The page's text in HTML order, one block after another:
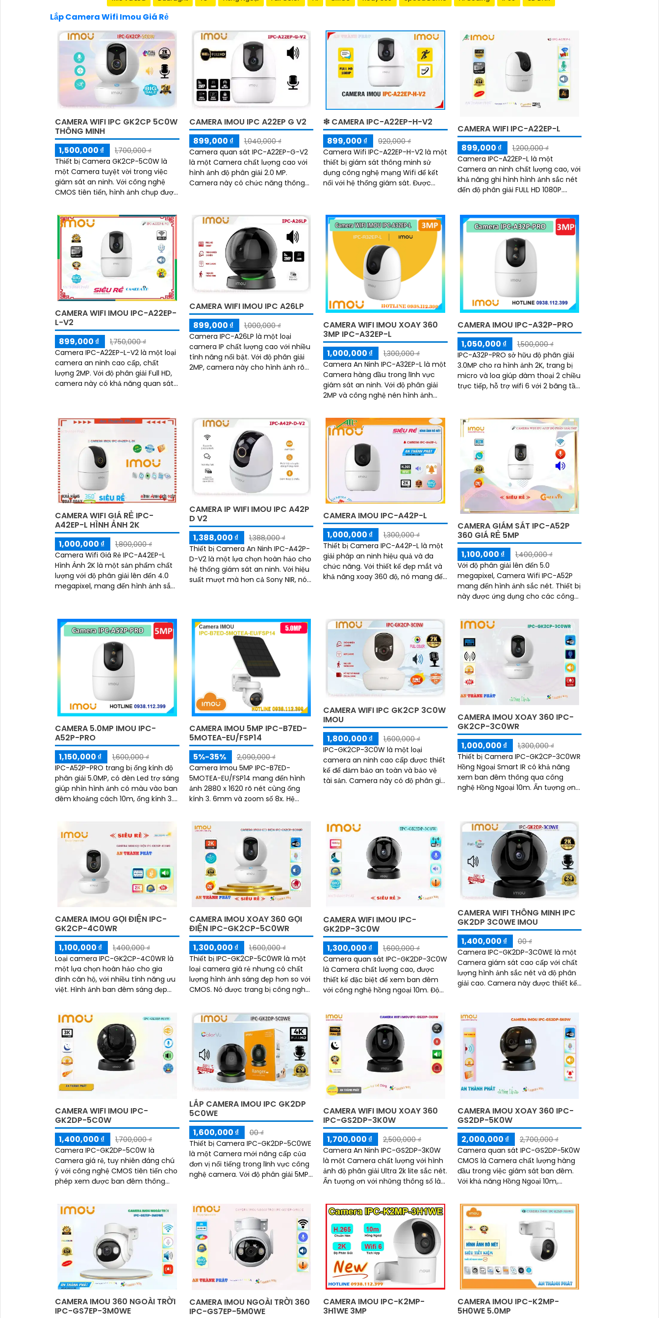
Lắp Camera Wifi Imou Giá Rẻ
CAMERA WIFI IPC GK2CP 5C0W
THÔNG MINH
1,500,000 ₫
1,700,000 ₫
Thiết bị Camera GK2CP-5C0W là
một Camera tuyệt vời trong việc
giám sát an ninh. Với công nghệ
CMOS tiên tiến, hình ảnh chụp được
CAMERA IMOU IPC A22EP G V2
899,000 ₫
1,040,000 ₫
Camera quan sát IPC-A22EP-G-V2
là một Camera chất lượng cao với
hình ảnh độ phân giải 2.0 MP.
Camera này có chức năng thông
❇ CAMERA IPC-A22EP-H-V2
899,000 ₫
920,000 ₫
Camera Wifi IPC-A22EP-H-V2 là một
thiết bị giám sát thông minh sử
dụng công nghệ mạng Wifi để kết
nối với hệ thống giám sát. Được
CAMERA WIFI IPC-A22EP-L
899,000 ₫
1,200,000 ₫
Camera IPC-A22EP-L là một
Camera an ninh chất lượng cao, với
khả năng ghi hình hình ảnh sắc nét
đến độ phân giải FULL HD 1080P.
CAMERA WIFI IMOU IPC-A22EP-
L-V2
899,000 ₫
1,750,000 ₫
Camera IPC-A22EP-L-V2 là một loại
camera an ninh cao cấp, chất
lượng 2MP. Với độ phân giải Full HD,
camera này có khả năng quan sát
CAMERA WIFI IMOU IPC A26LP
899,000 ₫
1,000,000 ₫
Camera IPC-A26LP là một loại
camera IP chất lượng cao với nhiều
tính năng nổi bật. Với độ phân giải
2MP, camera này cho hình ảnh rõ
CAMERA WIFI IMOU XOAY 360
3MP IPC-A32EP-L
1,000,000 ₫
1,300,000 ₫
Camera An Ninh IPC-A32EP-L là một
Camera hàng đầu trong lĩnh vực
giám sát an ninh. Với độ phân giải
2MP và công nghệ nén hình ảnh
hình ảnh sắc nét và chất lượng cao
CAMERA IMOU IPC-A32P-PRO
1,050,000 ₫
1,500,000 ₫
IPC-A32P-PRO sở hữu độ phân giải
3.0MP cho ra hình ảnh 2K, trang bị
micro và loa giúp đàm thoại 2 chiều
trực tiếp, hỗ trợ wifi 6 với 2 băng tần
CAMERA WIFI GIÁ RẺ IPC-
A42EP-L HÌNH ẢNH 2K
1,000,000 ₫
1,800,000 ₫
Camera Wifi Giá Rẻ IPC-A42EP-L
Hình Ảnh 2K là một sản phẩm chất
lượng với độ phân giải lên đến 4.0
megapixel, mang đến hình ảnh sắc
CAMERA IP WIFI IMOU IPC A42P
D V2
1,388,000 ₫
1,388,000 ₫
Thiết bị Camera An Ninh IPC-A42P-
D-V2 là một lựa chọn hoàn hảo cho
hệ thống giám sát an ninh. Với hiệu
suất mượt mà hơn cả Sony NIR, nó
CAMERA IMOU IPC-A42P-L
1,000,000 ₫
1,300,000 ₫
Thiết bị Camera IPC-A42P-L là một
giải pháp an ninh hiệu quả và đa
chức năng. Với thiết kế đẹp mắt và
khả năng xoay 360 độ, nó mang đến
CAMERA GIÁM SÁT IPC-A52P
360 GIÁ RẺ 5MP
1,100,000 ₫
1,400,000 ₫
Với độ phân giải lên đến 5.0
megapixel, Camera Wifi IPC-A52P
mang đến hình ảnh sắc nét. Thiết bị
này được ứng dụng cho các công
khả năng quan...
CAMERA 5.0MP IMOU IPC-
A52P-PRO
1,150,000 ₫
1,600,000 ₫
IPC-A52P-PRO trang bị ống kính độ
phân giải 5.0MP, có đèn Led trợ sáng
giúp nhìn hình ảnh có màu vào ban
đêm khoảng cách 10m, ống kính 3.
CAMERA IMOU 5MP IPC-B7ED-
5MOTEA-EU/FSP14
5%-35%
2,090,000 ₫
Camera Imou 5MP IPC-B7ED-
5MOTEA-EU/FSP14 mang đến hình
ảnh 2880 x 1620 rõ nét cùng ống
kính 3. 6mm và zoom số 8x. Hệ
CAMERA WIFI IPC GK2CP 3C0W
IMOU
1,800,000 ₫
1,600,000 ₫
IPC-GK2CP-3C0W là một loại
camera an ninh cao cấp được thiết
kế để đảm bảo an toàn và bảo vệ
tài sản. Camera này có độ phân giải
CAMERA IMOU XOAY 360 IPC-
GK2CP-3C0WR
1,000,000 ₫
1,300,000 ₫
Thiết bị Camera IPC-GK2CP-3C0WR
Hồng Ngoại Smart IR có khả năng
xem ban đêm thông qua công
nghệ Hồng Ngoại 10m. Ấn tượng ơn
CAMERA IMOU GỌI ĐIỆN IPC-
GK2CP-4C0WR
1,100,000 ₫
1,400,000 ₫
Loại camera IPC-GK2CP-4C0WR là
một lựa chọn hoàn hảo cho gia
đình căn hộ, với nhiều tính năng ưu
việt. Hình ảnh ban đêm sáng đẹp
tối
CAMERA IMOU XOAY 360 GỌI
ĐIỆN IPC-GK2CP-5C0WR
1,300,000 ₫
1,600,000 ₫
Thiết bị IPC-GK2CP-5C0WR là một
loại camera giá rẻ nhưng có chất
lượng hình ảnh sáng đẹp hơn so với
CMOS. Nó được trang bị công nghệ
10m trong điều kiện ánh sáng yếu
CAMERA WIFI IMOU IPC-
GK2DP-3C0W
1,300,000 ₫
1,600,000 ₫
Camera quan sát IPC-GK2DP-3C0W
là Camera chất lượng cao, được
thiết kế đặc biệt để xem ban đêm
với công nghệ hồng ngoại 10m. Độ
CAMERA WIFI THÔNG MINH IPC
GK2DP 3C0WE IMOU
1,400,000 ₫
00 ₫
Camera IPC-GK2DP-3C0WE là một
Camera giám sát cao cấp với chất
lượng hình ảnh sắc nét và độ phân
giải cao. Camera này được thiết kế
CAMERA WIFI IMOU IPC-
GK2DP-5C0W
1,400,000 ₫
1,700,000 ₫
Camera IPC-GK2DP-5C0W là
Camera giá rẻ, tuy nhiên đáng chú
ý với công nghệ CMOS tiên tiến cho
phép xem được ban đêm thông
LẮP CAMERA IMOU IPC GK2DP
5C0WE
1,600,000 ₫
00 ₫
Thiết bị Camera IPC-GK2DP-5C0WE
là một Camera mới nâng cấp của
đơn vị nổi tiếng trong lĩnh vực công
nghệ camera. Với độ phân giải 5MP,
CAMERA WIFI IMOU XOAY 360
IPC-GS2DP-3K0W
1,700,000 ₫
2,500,000 ₫
Camera An Ninh IPC-GS2DP-3K0W
là một Camera chất lượng với hình
ảnh độ phân giải Ultra 2k lite sắc nét.
Ấn tượng ơn với những thông số là
ban đêm nhờ công nghệ hồng
ngoại 10m tích hợp
CAMERA IMOU XOAY 360 IPC-
GS2DP-5K0W
2,000,000 ₫
2,700,000 ₫
Camera quan sát IPC-GS2DP-5K0W
CMOS là Camera chất lượng hàng
đầu trong việc giám sát ban đêm.
Với khả năng Hồng Ngoại 10m,
trong môi trường thiếu ánh sáng
CAMERA IMOU 360 NGOÀI TRỜI
IPC-GS7EP-3M0WE
CAMERA IMOU NGOÀI TRỜI 360
IPC-GS7EP-5M0WE
CAMERA IMOU IPC-K2MP-
3H1WE 3MP
CAMERA IMOU IPC-K2MP-
5H0WE 5.0MP